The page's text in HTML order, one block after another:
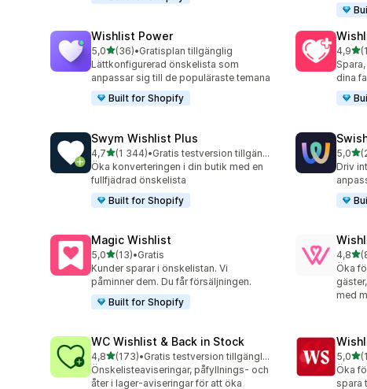
Wishlist Power
5,0av 5 stjärnor
(36)
36 recensioner totalt
•Gratisplan tillgänglig
Lättkonfigurerad önskelista som
anpassar sig till de populäraste temana
Built for Shopify
4,9av
18
dina
Swym Wishlist Plus
4,7av 5 stjärnor
(1 344)
1344 recensioner totalt
•
Gratis testversion tillgänglig
Öka konverteringen i din butik med en
fullfjädrad önskelista
Built for Shopify
5,0av
264
Driv
Magic Wishlist
5,0av 5 stjärnor
(13)
13 recensioner totalt
•Gratis
Kunder sparar i önskelistan. Vi
påminner dem. Du får försäljningen.
Built for Shopify
4,8av
88
Öka
med
WC Wishlist & Back in Stock
4,8av 5 stjärnor
(173)
173 recensioner totalt
•
Gratis testversion tillgänglig
Önskelisteaviseringar, påfyllnings- och
åter i lager-aviseringar för att öka
5,0av
18
Öka
spara